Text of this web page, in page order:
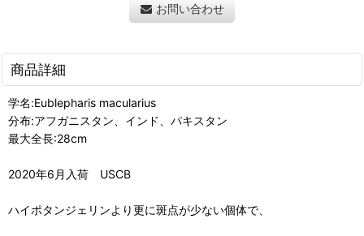
お問い合わせ
商品詳細
学名:Eublepharis macularius
分布:アフガニスタン、インド、パキスタン
最大全長:28cm
2020年6月入荷 USCB
ハイポタンジェリンより更に斑点が少ない個体で、